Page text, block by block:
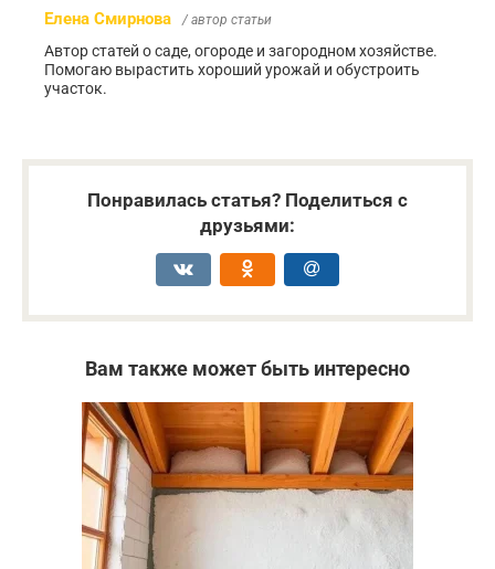
Елена Смирнова / автор статьи
Автор статей о саде, огороде и загородном хозяйстве.
Помогаю вырастить хороший урожай и обустроить
участок.
Понравилась статья? Поделиться с
друзьями:
Вам также может быть интересно